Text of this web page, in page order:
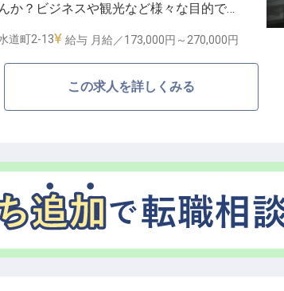
？ビジネスや観光など様々な目的でご
ョナルセレクト熊本」。熊本市電・水
好なため通勤に便利です。※この求人
道町2-13 給与 月給／173,000円～ 270,000円
この求人を詳しくみる